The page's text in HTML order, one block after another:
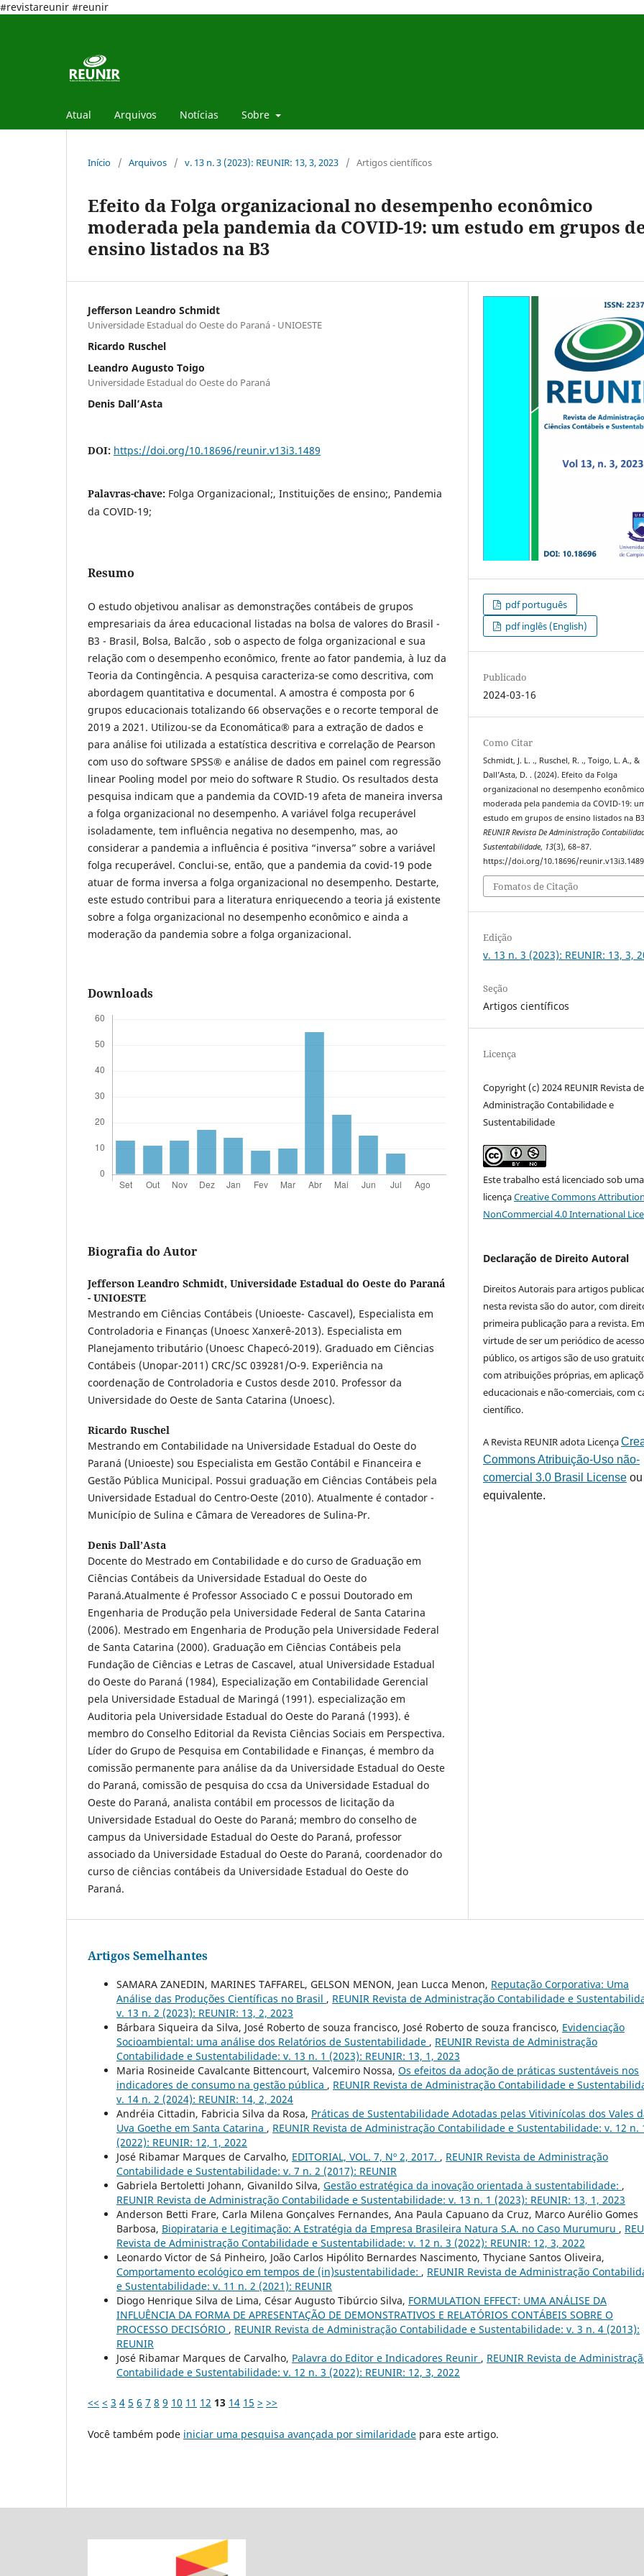
#revistareunir #reunir
Atual Arquivos Notícias Sobre
Início / Arquivos / v. 13 n. 3 (2023): REUNIR: 13, 3, 2023 / Artigos científicos
Efeito da Folga organizacional no desempenho econômico
moderada pela pandemia da COVID-19: um estudo em grupos
ensino listados na B3
Jefferson Leandro Schmidt
Universidade Estadual do Oeste do Paraná - UNIOESTE
Ricardo Ruschel
Leandro Augusto Toigo
Universidade Estadual do Oeste do Paraná
Denis Dall’Asta
DOI: https://doi.org/10.18696/reunir.v13i3.1489
Palavras-chave: Folga Organizacional;, Instituições de ensino;, Pandemia
da COVID-19;
Resumo
O estudo objetivou analisar as demonstrações contábeis de grupos
empresariais da área educacional listadas na bolsa de valores do Brasil -
B3 - Brasil, Bolsa, Balcão , sob o aspecto de folga organizacional e sua
relação com o desempenho econômico, frente ao fator pandemia, à luz da
Teoria da Contingência. A pesquisa caracteriza-se como descritiva, com
abordagem quantitativa e documental. A amostra é composta por 6
grupos educacionais totalizando 66 observações e o recorte temporal de
2019 a 2021. Utilizou-se da Economática® para a extração de dados e
para análise foi utilizada a estatística descritiva e correlação de Pearson
com uso do software SPSS® e análise de dados em painel com regressão
linear Pooling model por meio do software R Studio. Os resultados desta
pesquisa indicam que a pandemia da COVID-19 afeta de maneira inversa
a folga organizacional no desempenho. A variável folga recuperável
isoladamente, tem influência negativa no desempenho, mas, ao
considerar a pandemia a influência é positiva “inversa” sobre a variável
folga recuperável. Conclui-se, então, que a pandemia da covid-19 pode
atuar de forma inversa a folga organizacional no desempenho. Destarte,
este estudo contribui para a literatura enriquecendo a teoria já existente
sobre a folga organizacional no desempenho econômico e ainda a
moderação da pandemia sobre a folga organizacional.
Downloads
Biografia do Autor
Jefferson Leandro Schmidt, Universidade Estadual do Oeste do Paraná
- UNIOESTE
Mestrando em Ciências Contábeis (Unioeste- Cascavel), Especialista em
Controladoria e Finanças (Unoesc Xanxerê-2013). Especialista em
Planejamento tributário (Unoesc Chapecó-2019). Graduado em Ciências
Contábeis (Unopar-2011) CRC/SC 039281/O-9. Experiência na
coordenação de Controladoria e Custos desde 2010. Professor da
Universidade do Oeste de Santa Catarina (Unoesc).
Ricardo Ruschel
Mestrando em Contabilidade na Universidade Estadual do Oeste do
Paraná (Unioeste) sou Especialista em Gestão Contábil e Financeira e
Gestão Pública Municipal. Possui graduação em Ciências Contábeis pela
Universidade Estadual do Centro-Oeste (2010). Atualmente é contador -
Município de Sulina e Câmara de Vereadores de Sulina-Pr.
Denis Dall’Asta
Docente do Mestrado em Contabilidade e do curso de Graduação em
Ciências Contábeis da Universidade Estadual do Oeste do
Paraná.Atualmente é Professor Associado C e possui Doutorado em
Engenharia de Produção pela Universidade Federal de Santa Catarina
(2006). Mestrado em Engenharia de Produção pela Universidade Federal
de Santa Catarina (2000). Graduação em Ciências Contábeis pela
Fundação de Ciências e Letras de Cascavel, atual Universidade Estadual
do Oeste do Paraná (1984), Especialização em Contabilidade Gerencial
pela Universidade Estadual de Maringá (1991). especialização em
Auditoria pela Universidade Estadual do Oeste do Paraná (1993). é
membro do Conselho Editorial da Revista Ciências Sociais em Perspectiva.
Líder do Grupo de Pesquisa em Contabilidade e Finanças, é membro da
comissão permanente para análise da da Universidade Estadual do Oeste
do Paraná, comissão de pesquisa do ccsa da Universidade Estadual do
Oeste do Paraná, analista contábil em processos de licitação da
Universidade Estadual do Oeste do Paraná; membro do conselho de
campus da Universidade Estadual do Oeste do Paraná, professor
associado da Universidade Estadual do Oeste do Paraná, coordenador do
curso de ciências contábeis da Universidade Estadual do Oeste do
Paraná.
pdf português
pdf inglês (English)
Publicado
2024-03-16
Como Citar
Schmidt, J. L. ., Ruschel, R. ., Toigo, L. A., &
Dall’Asta, D. . (2024). Efeito da Folga
organizacional no desempenho econômico
moderada pela pandemia da COVID-19:
estudo em grupos de ensino listados na
REUNIR Revista De Administração
Sustentabilidade, 13(3), 68–87.
https://doi.org/10.18696/reunir.v13i3.1489
Fomatos de Citação
Edição
v. 13 n. 3 (2023): REUNIR: 13, 3,
Seção
Artigos científicos
Licença
Copyright (c) 2024 REUNIR Revista de
Administração Contabilidade e
Sustentabilidade
Este trabalho está licenciado sob uma
licençaCreative Commons
NonCommercial 4.0 International
Declaração de Direito Autoral
Direitos Autorais para artigos
nesta revista são do autor, com
primeira publicação para a revista. Em
virtude de ser um periódico de acesso
público, os artigos são de uso
com atribuições próprias, em
educacionais e não-comerciais, com
científico.
A Revista REUNIR adota Licença
Commons Atribuição-Uso não-
comercial 3.0 Brasil License
equivalente.
Artigos Semelhantes
SAMARA ZANEDIN, MARINES TAFFAREL, GELSON MENON, Jean Lucca Menon, Reputação Corporativa: Uma
Análise das Produções Científicas no Brasil , REUNIR Revista de Administração Contabilidade e
v. 13 n. 2 (2023): REUNIR: 13, 2, 2023
Bárbara Siqueira da Silva, José Roberto de souza francisco, José Roberto de souza francisco, Evidenciação
Socioambiental: uma análise dos Relatórios de Sustentabilidade , REUNIR Revista de Administração
Contabilidade e Sustentabilidade: v. 13 n. 1 (2023): REUNIR: 13, 1, 2023
Maria Rosineide Cavalcante Bittencourt, Valcemiro Nossa, Os efeitos da adoção de práticas sustentáveis nos
indicadores de consumo na gestão pública , REUNIR Revista de Administração Contabilidade e
v. 14 n. 2 (2024): REUNIR: 14, 2, 2024
Andréia Cittadin, Fabricia Silva da Rosa, Práticas de Sustentabilidade Adotadas pelas Vitivinícolas dos Vales
Uva Goethe em Santa Catarina , REUNIR Revista de Administração Contabilidade e Sustentabilidade: v. 12 n.
(2022): REUNIR: 12, 1, 2022
José Ribamar Marques de Carvalho, EDITORIAL, VOL. 7, Nº 2, 2017. , REUNIR Revista de Administração
Contabilidade e Sustentabilidade: v. 7 n. 2 (2017): REUNIR
Gabriela Bertoletti Johann, Givanildo Silva, Gestão estratégica da inovação orientada à sustentabilidade: ,
REUNIR Revista de Administração Contabilidade e Sustentabilidade: v. 13 n. 1 (2023): REUNIR: 13, 1, 2023
Anderson Betti Frare, Carla Milena Gonçalves Fernandes, Ana Paula Capuano da Cruz, Marco Aurélio Gomes
Barbosa, Biopirataria e Legitimação: A Estratégia da Empresa Brasileira Natura S.A. no Caso Murumuru ,
Revista de Administração Contabilidade e Sustentabilidade: v. 12 n. 3 (2022): REUNIR: 12, 3, 2022
Leonardo Victor de Sá Pinheiro, João Carlos Hipólito Bernardes Nascimento, Thyciane Santos Oliveira,
Comportamento ecológico em tempos de (in)sustentabilidade: , REUNIR Revista de Administração
e Sustentabilidade: v. 11 n. 2 (2021): REUNIR
Diogo Henrique Silva de Lima, César Augusto Tibúrcio Silva, FORMULATION EFFECT: UMA ANÁLISE DA
INFLUÊNCIA DA FORMA DE APRESENTAÇÃO DE DEMONSTRATIVOS E RELATÓRIOS CONTÁBEIS SOBRE O
PROCESSO DECISÓRIO , REUNIR Revista de Administração Contabilidade e Sustentabilidade: v. 3 n. 4 (2013):
REUNIR
José Ribamar Marques de Carvalho, Palavra do Editor e Indicadores Reunir , REUNIR Revista de
Contabilidade e Sustentabilidade: v. 12 n. 3 (2022): REUNIR: 12, 3, 2022
<< < 3 4 5 6 7 8 9 10 11 12 13 14 15 > >>
Você também pode iniciar uma pesquisa avançada por similaridade para este artigo.